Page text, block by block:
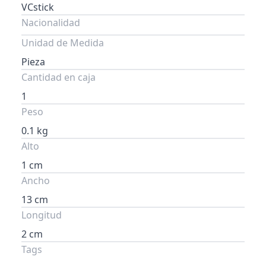
VCstick
Nacionalidad
Unidad de Medida
Pieza
Cantidad en caja
1
Peso
0.1 kg
Alto
1 cm
Ancho
13 cm
Longitud
2 cm
Tags